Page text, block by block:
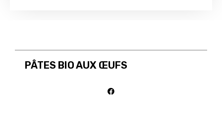
PÂTES BIO AUX ŒUFS